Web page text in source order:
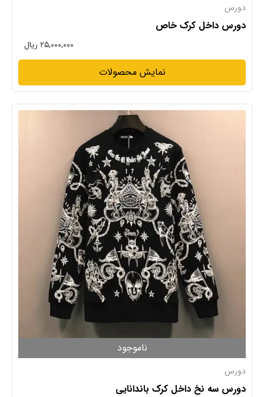
دورس
دورس داخل کرک خاص
۲۵,۰۰۰,۰۰۰ ریال
نمایش محصولات
ناموجود
دورس
دورس سه نخ داخل کرک باندانایی